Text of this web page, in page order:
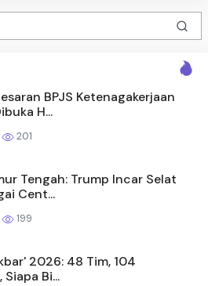
BPJS Ketenagakerjaan
H...
201
Tengah: Trump Incar Selat
Cent...
199
2026: 48 Tim, 104
Bi...